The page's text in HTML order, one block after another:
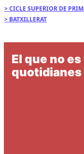
CICLE SUPERIOR DE
BATXILLERAT
El que no
quotidianes